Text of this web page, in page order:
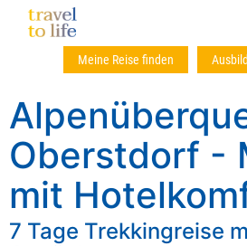
Meine Reise finden
Oberstdorf -
mit
7 Tage Trekkingreise